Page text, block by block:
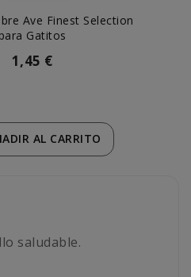
Ave Finest Selection
para Gatitos
1,45 €
AL CARRITO
saludable.